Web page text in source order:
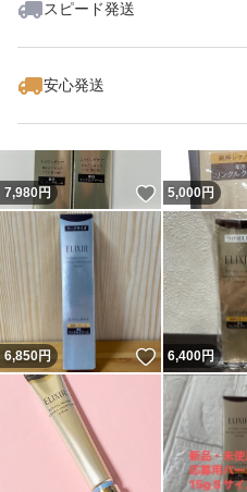
スピード発送
安心発送
7,980円 いいね！
5,000円
6,850円 いいね！
6,400円